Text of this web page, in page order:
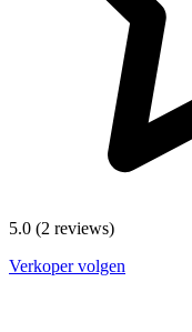
5.0 (2 reviews)
Verkoper volgen